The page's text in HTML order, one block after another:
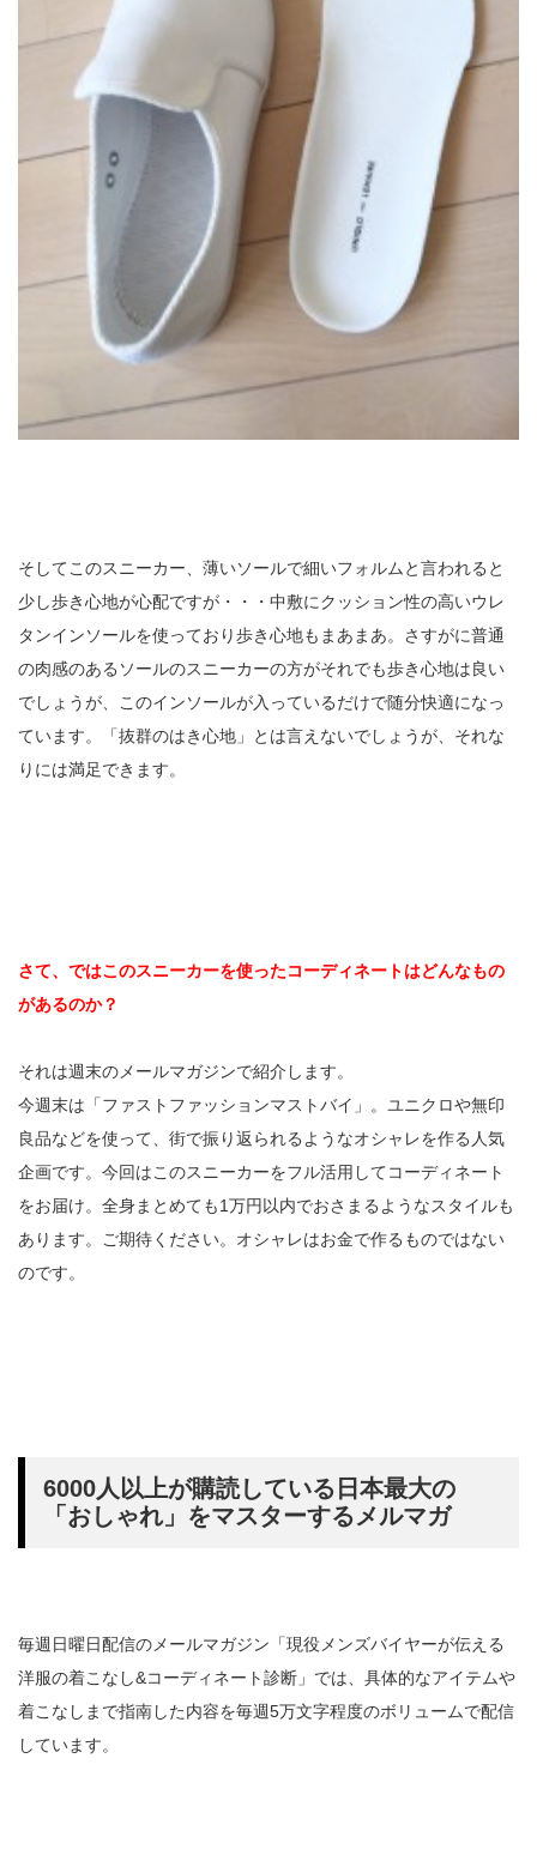
そしてこのスニーカー、薄いソールで細いフォルムと言われると
少し歩き心地が心配ですが・・・中敷にクッション性の高いウレ
タンインソールを使っており歩き心地もまあまあ。さすがに普通
の肉感のあるソールのスニーカーの方がそれでも歩き心地は良い
でしょうが、このインソールが入っているだけで随分快適になっ
ています。「抜群のはき心地」とは言えないでしょうが、それな
りには満足できます。
さて、ではこのスニーカーを使ったコーディネートはどんなもの
があるのか？
それは週末のメールマガジンで紹介します。
今週末は「ファストファッションマストバイ」。ユニクロや無印
良品などを使って、街で振り返られるようなオシャレを作る人気
企画です。今回はこのスニーカーをフル活用してコーディネート
をお届け。全身まとめても1万円以内でおさまるようなスタイルも
あります。ご期待ください。オシャレはお金で作るものではない
のです。
6000人以上が購読している日本最大の
「おしゃれ」をマスターするメルマガ
毎週日曜日配信のメールマガジン「現役メンズバイヤーが伝える
洋服の着こなし&コーディネート診断」では、具体的なアイテムや
着こなしまで指南した内容を毎週5万文字程度のボリュームで配信
しています。